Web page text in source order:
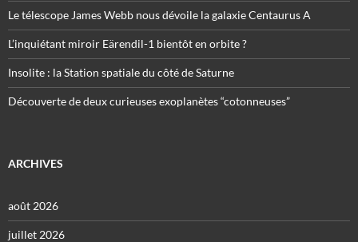
Le télescope James Webb nous dévoile la galaxie Centaurus A
L’inquiétant miroir Eärendil-1 bientôt en orbite ?
Insolite : la Station spatiale du côté de Saturne
Découverte de deux curieuses exoplanètes “cotonneuses”
ARCHIVES
août 2026
juillet 2026